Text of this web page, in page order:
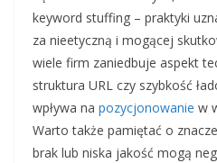
keyword stuffing – praktyki
za nieetyczną i mogącej
wiele firm zaniedbuje aspekt
struktura URL czy szybkość
wpływa na pozycjonowanie w
Warto także pamiętać o
brak lub niska jakość mogą